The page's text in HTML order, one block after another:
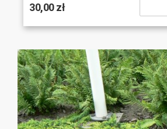
30,00 zł